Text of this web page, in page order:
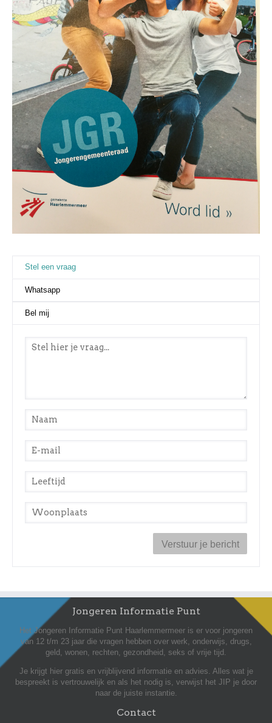
Stel een vraag
Whatsapp
Bel mij
Stel een vraag
Naam
E-mail*
Leeftijd *
Woonplaats
Jongeren Informatie Punt
Het Jongeren Informatie Punt Haarlemmermeer is er voor jongeren
van 12 t/m 23 jaar die vragen hebben over werk, onderwijs, drugs,
geld, wonen, rechten, gezondheid, seks of vrije tijd.
Je krijgt hier gratis en vrijblijvend informatie en advies. Alles wat je
bespreekt is vertrouwelijk en als het nodig is, verwijst het JIP je door
naar de juiste instantie.
Contact